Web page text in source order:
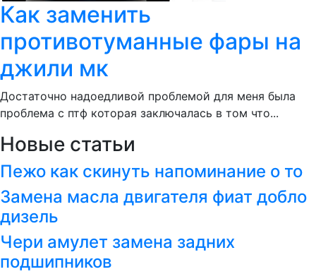
Как заменить
противотуманные фары на
джили мк
Достаточно надоедливой проблемой для меня была
проблема с птф которая заключалась в том что...
Новые статьи
Пежо как скинуть напоминание о то
Замена масла двигателя фиат добло
дизель
Чери амулет замена задних
подшипников